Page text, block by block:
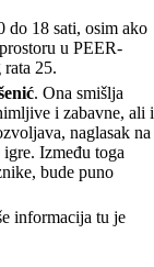
do 18 sati, osim ako
u PEER-
25.
. Ona smišlja
i zabavne, ali i
naglasak na
Između toga
bude puno
informacija tu je